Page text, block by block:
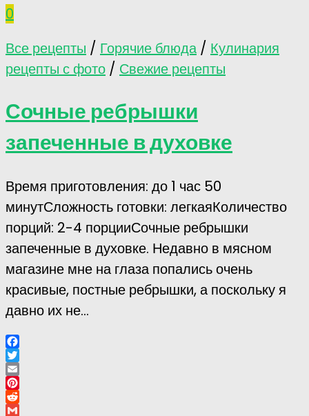
0
Все рецепты / Горячие блюда / Кулинария
рецепты с фото / Свежие рецепты
Сочные ребрышки
запеченные в духовке
Время приготовления: до 1 час 50
минутСложность готовки: легкаяКоличество
порций: 2-4 порцииСочные ребрышки
запеченные в духовке. Недавно в мясном
магазине мне на глаза попались очень
красивые, постные ребрышки, а поскольку я
давно их не...
Facebook
Twitter
Email
Pinterest
Reddit